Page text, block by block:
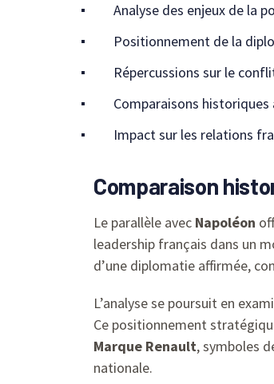
Analyse des enjeux de la
Positionnement de la
Répercussions sur le
Comparaisons historiques
Impact sur les relations
Comparaison
Le parallèle avec Napoléon
leadership français dans un
d’une diplomatie affirmée,
L’analyse se poursuit en
Ce positionnement
Marque Renault, symboles
nationale.